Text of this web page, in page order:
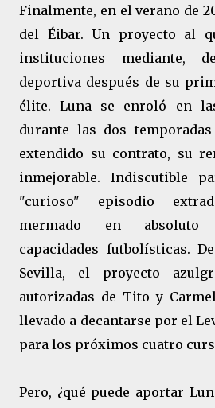
Finalmente, en el verano de
del Éibar. Un proyecto al
instituciones mediante,
deportiva después de su
élite. Luna se enroló en
durante las dos
extendido su contrato, su
inmejorable. Indiscutible
"curioso" episodio
mermado en absoluto
capacidades futbolísticas.
Sevilla, el proyecto
autorizadas de Tito y
llevado a decantarse por el
para los próximos cuatro
Pero, ¿qué puede aportar